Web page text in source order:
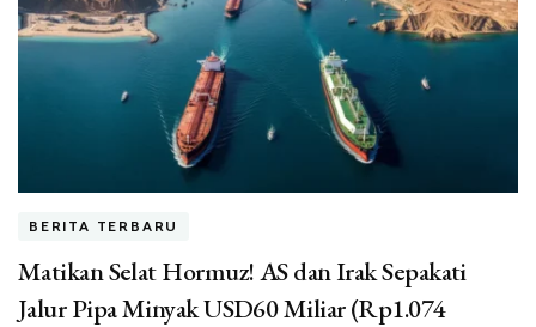
BERITA TERBARU
Matikan Selat Hormuz! AS dan Irak Sepakati
Jalur Pipa Minyak USD60 Miliar (Rp1.074